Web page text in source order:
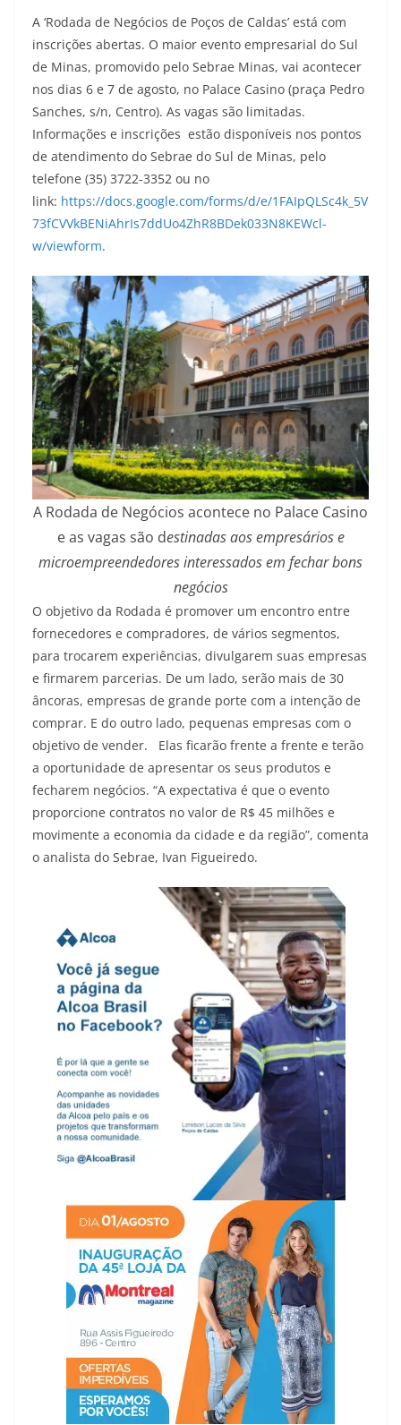
A ‘Rodada de Negócios de Poços de Caldas’ está com
inscrições abertas. O maior evento empresarial do Sul
de Minas, promovido pelo Sebrae Minas, vai acontecer
nos dias 6 e 7 de agosto, no Palace Casino (praça Pedro
Sanches, s/n, Centro). As vagas são limitadas.
Informações e inscrições estão disponíveis nos pontos
de atendimento do Sebrae do Sul de Minas, pelo
telefone (35) 3722-3352 ou no
link: https://docs.google.com/forms/d/e/1FAIpQLSc4k_5V
73fCVVkBENiAhrIs7ddUo4ZhR8BDek033N8KEWcl-
w/viewform.
A Rodada de Negócios acontece no Palace Casino
e as vagas são destinadas aos empresários e
microempreendedores interessados em fechar bons
negócios
O objetivo da Rodada é promover um encontro entre
fornecedores e compradores, de vários segmentos,
para trocarem experiências, divulgarem suas empresas
e firmarem parcerias. De um lado, serão mais de 30
âncoras, empresas de grande porte com a intenção de
comprar. E do outro lado, pequenas empresas com o
objetivo de vender. Elas ficarão frente a frente e terão
a oportunidade de apresentar os seus produtos e
fecharem negócios. “A expectativa é que o evento
proporcione contratos no valor de R$ 45 milhões e
movimente a economia da cidade e da região”, comenta
o analista do Sebrae, Ivan Figueiredo.